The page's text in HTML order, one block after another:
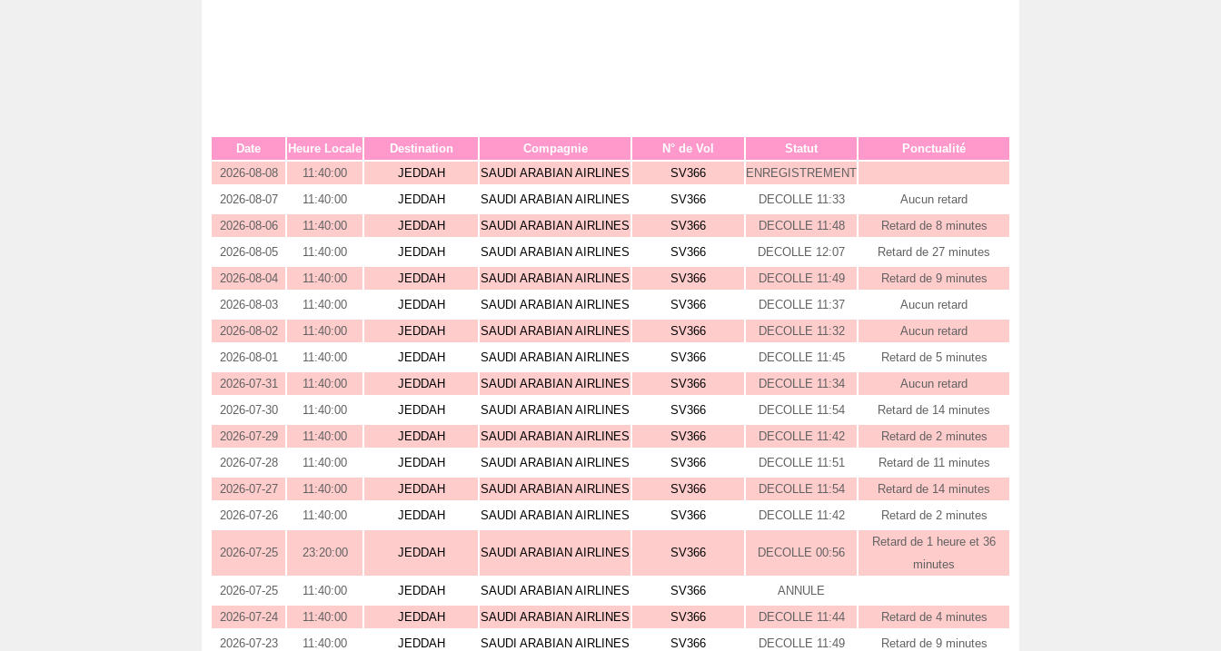
Date Heure Locale Destination Compagnie N° de Vol Statut
Ponctualité
2026-08-08
11:40:00 JEDDAH SAUDI ARABIAN AIRLINES SV366
ENREGISTREMENT
2026-08-07
11:40:00 JEDDAH SAUDI ARABIAN AIRLINES SV366 DECOLLE 11:33
Aucun retard
2026-08-06
11:40:00 JEDDAH SAUDI ARABIAN AIRLINES SV366 DECOLLE 11:48
Retard de 8 minutes
2026-08-05
11:40:00 JEDDAH SAUDI ARABIAN AIRLINES SV366 DECOLLE 12:07
Retard de 27 minutes
2026-08-04
11:40:00 JEDDAH SAUDI ARABIAN AIRLINES SV366 DECOLLE 11:49
Retard de 9 minutes
2026-08-03
11:40:00 JEDDAH SAUDI ARABIAN AIRLINES SV366 DECOLLE 11:37
Aucun retard
2026-08-02
11:40:00 JEDDAH SAUDI ARABIAN AIRLINES SV366 DECOLLE 11:32
Aucun retard
2026-08-01
11:40:00 JEDDAH SAUDI ARABIAN AIRLINES SV366 DECOLLE 11:45
Retard de 5 minutes
2026-07-31
11:40:00 JEDDAH SAUDI ARABIAN AIRLINES SV366 DECOLLE 11:34
Aucun retard
2026-07-30
11:40:00 JEDDAH SAUDI ARABIAN AIRLINES SV366 DECOLLE 11:54
Retard de 14 minutes
2026-07-29
11:40:00 JEDDAH SAUDI ARABIAN AIRLINES SV366 DECOLLE 11:42
Retard de 2 minutes
2026-07-28
11:40:00 JEDDAH SAUDI ARABIAN AIRLINES SV366 DECOLLE 11:51
Retard de 11 minutes
2026-07-27
11:40:00 JEDDAH SAUDI ARABIAN AIRLINES SV366 DECOLLE 11:54
Retard de 14 minutes
2026-07-26
11:40:00 JEDDAH SAUDI ARABIAN AIRLINES SV366 DECOLLE 11:42 Retard de 2 minutes
2026-07-25 23:20:00 JEDDAH SAUDI ARABIAN AIRLINES SV366 DECOLLE 00:56
Retard de 1 heure et 36
minutes
2026-07-25
11:40:00 JEDDAH SAUDI ARABIAN AIRLINES SV366
ANNULE
2026-07-24
11:40:00 JEDDAH SAUDI ARABIAN AIRLINES SV366 DECOLLE 11:44
Retard de 4 minutes
2026-07-23
11:40:00 JEDDAH SAUDI ARABIAN AIRLINES SV366 DECOLLE 11:49
Retard de 9 minutes